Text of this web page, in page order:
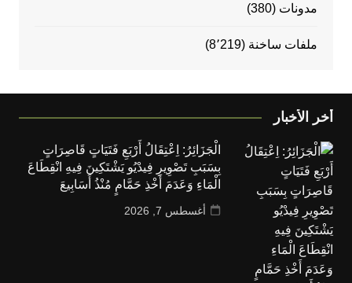
مدونات (380)
ملفات ساخنة (8٬219)
أخر الأخبار
الْجَزَائِرُ: اِعْتِقَالُ أَرْبَعِ فَتَيَاتٍ قَاصِرَاتٍ
بِسَبَبِ تَصْوِيرِ فِيدْيُو يَشْتَكِينَ فِيهِ انْقِطَاعَ
الْمَاءِ وَعَدَمَ أَخْذِ حَمَّامٍ مُنْذُ أَسَابِيعَ
أغسطس 7, 2026